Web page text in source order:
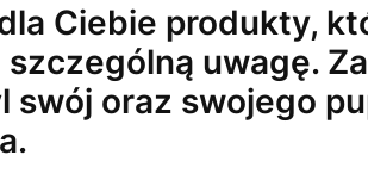
Ciebie produkty,
szczególną uwagę.
swój oraz swojego